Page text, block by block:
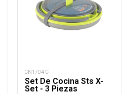
CN1704-C
Set De Cocina Sts X-
Set - 3 Piezas